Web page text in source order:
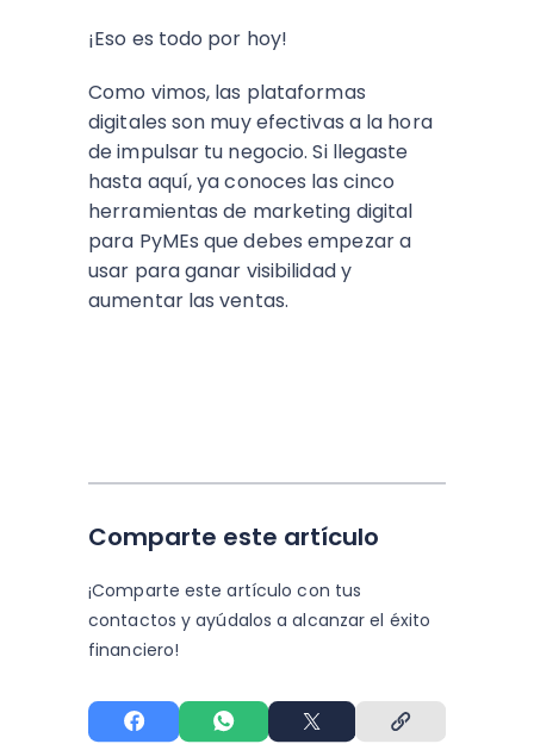
¡Eso es todo por hoy!
Como vimos, las plataformas
digitales son muy efectivas a la hora
de impulsar tu negocio. Si llegaste
hasta aquí, ya conoces las cinco
herramientas de marketing digital
para PyMEs que debes empezar a
usar para ganar visibilidad y
aumentar las ventas.
Comparte este artículo
¡Comparte este artículo con tus
contactos y ayúdalos a alcanzar el éxito
financiero!